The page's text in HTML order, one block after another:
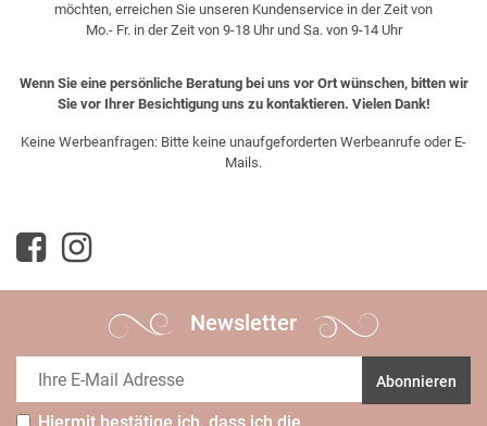
möchten, erreichen Sie unseren Kundenservice in der Zeit von
Mo.- Fr. in der Zeit von 9-18 Uhr und Sa. von 9-14 Uhr
Wenn Sie eine persönliche Beratung bei uns vor Ort wünschen, bitten wir
Sie vor Ihrer Besichtigung uns zu kontaktieren. Vielen Dank!
Keine Werbeanfragen: Bitte keine unaufgeforderten Werbeanrufe oder E-
Mails.
Newsletter
Abonnieren
Hiermit bestätige ich, dass ich die